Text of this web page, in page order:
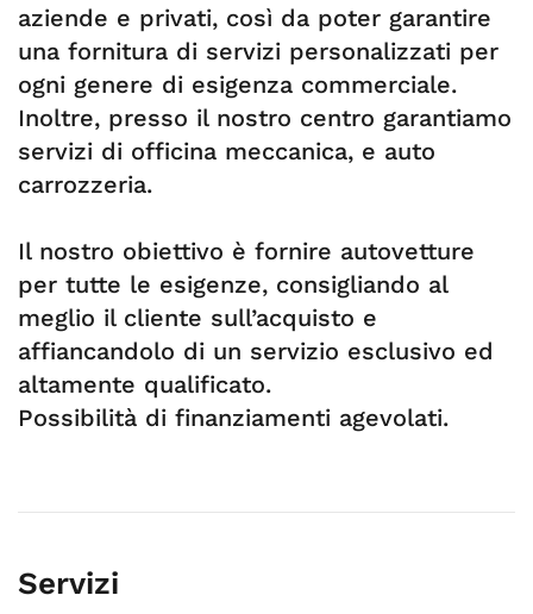
aziende e privati, così da poter garantire
una fornitura di servizi personalizzati per
ogni genere di esigenza commerciale.
Inoltre, presso il nostro centro garantiamo
servizi di officina meccanica, e auto
carrozzeria.
Il nostro obiettivo è fornire autovetture
per tutte le esigenze, consigliando al
meglio il cliente sull’acquisto e
affiancandolo di un servizio esclusivo ed
altamente qualificato.
Possibilità di finanziamenti agevolati.
Servizi